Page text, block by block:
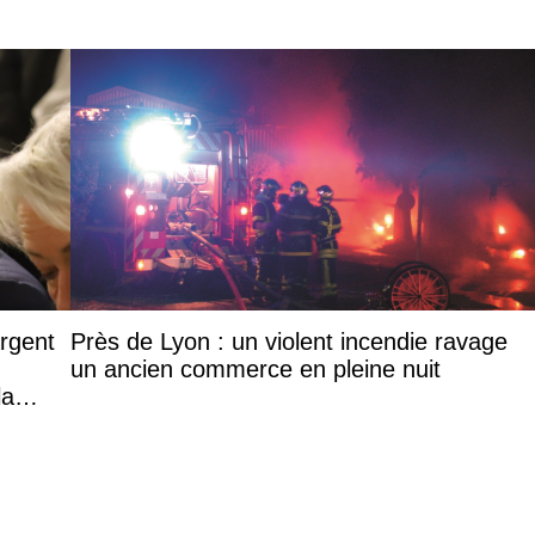
Près de Lyon : un violent incendie ravage
un ancien commerce en pleine nuit